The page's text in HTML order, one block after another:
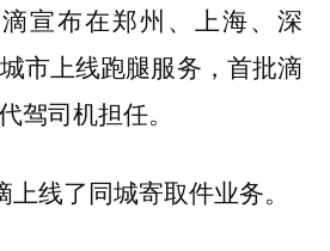
宣布在郑州、上海、深
市上线跑腿服务，首批滴
驾司机担任。
线了同城寄取件业务。